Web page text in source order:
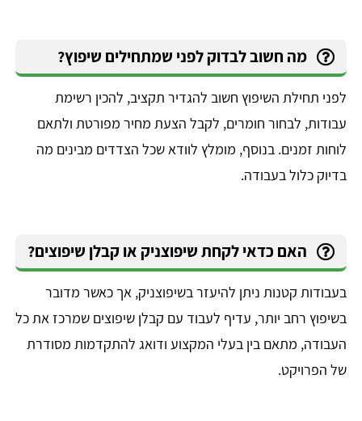
מה חשוב לבדוק לפני שמתחילים שיפוץ?
לפני תחילת השיפוץ חשוב להגדיר תקציב, להכין רשימת
עבודות, לבחור חומרים, לקבל הצעת מחיר מפורטת ולתאם
לוחות זמנים. בנוסף, מומלץ לוודא שכל הצדדים מבינים מה
בדיוק כלול בעבודה.
האם כדאי לקחת שיפוצניק או קבלן שיפוצים?
בעבודות קטנות ניתן להיעזר בשיפוצניק, אך כאשר מדובר
בשיפוץ רחב יותר, עדיף לעבוד עם קבלן שיפוצים שמרכז את כל
העבודה, מתאם בין בעלי המקצוע ודואג להתקדמות מסודרת
של הפרויקט.